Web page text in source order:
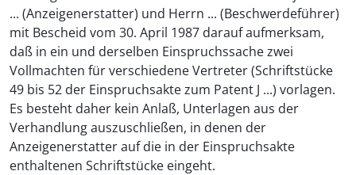
... (Anzeigenerstatter) und Herrn ... (Beschwerdeführer)
mit Bescheid vom 30. April 1987 darauf aufmerksam,
daß in ein und derselben Einspruchssache zwei
Vollmachten für verschiedene Vertreter (Schriftstücke
49 bis 52 der Einspruchsakte zum Patent J ...) vorlagen.
Es besteht daher kein Anlaß, Unterlagen aus der
Verhandlung auszuschließen, in denen der
Anzeigenerstatter auf die in der Einspruchsakte
enthaltenen Schriftstücke eingeht.